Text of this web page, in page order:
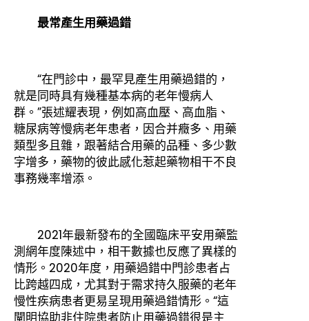
最常產生用藥過錯
“在門診中，最罕見產生用藥過錯的，
就是同時具有幾種基本病的老年慢病人
群。”張述耀表現，例如高血壓、高血脂、
糖尿病等慢病老年患者，因合并癥多、用藥
類型多且雜，跟著結合用藥的品種、多少數
字增多，藥物的彼此感化惹起藥物相干不良
事務幾率增添。
2021年最新發布的全國臨床平安用藥監
測網年度陳述中，相干數據也反應了異樣的
情形。2020年度，用藥過錯中門診患者占
比跨越四成，尤其對于需求持久服藥的老年
慢性疾病患者更易呈現用藥過錯情形。“這
闡明協助非住院患者防止用藥過錯很是主